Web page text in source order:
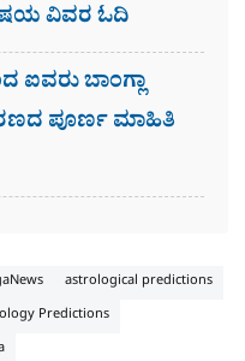
ವಿವರ ಓದಿ
ಬಾಂಗ್ಲಾ
ಪೂರ್ಣ ಮಾಹಿತಿ
astrological predictions
Predictions